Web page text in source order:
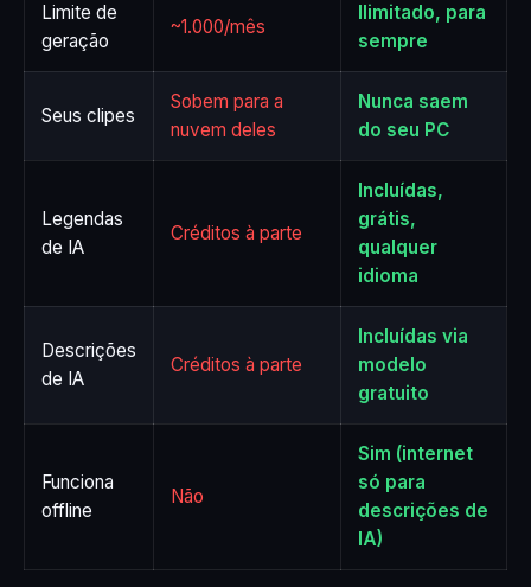
Limite de
geração
~1.000/mês
Ilimitado, para
sempre
Seus clipes
Sobem para a
nuvem deles
Nunca saem
do seu PC
Legendas
de IA
Créditos à parte
Incluídas,
grátis,
qualquer
idioma
Descrições
de IA
Créditos à parte
Incluídas via
modelo
gratuito
Funciona
offline
Não
Sim (internet
só para
descrições de
IA)